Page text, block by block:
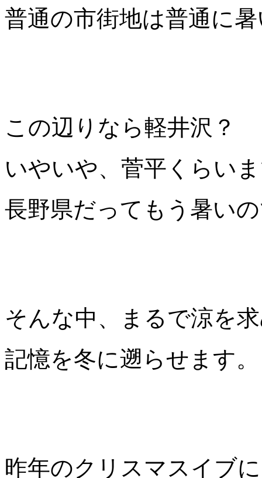
普通の市街地は普通に
この辺りなら軽井沢？
いやいや、菅平くらい
長野県だってもう暑い
そんな中、まるで涼を
記憶を冬に遡らせます。
昨年のクリスマスイブ